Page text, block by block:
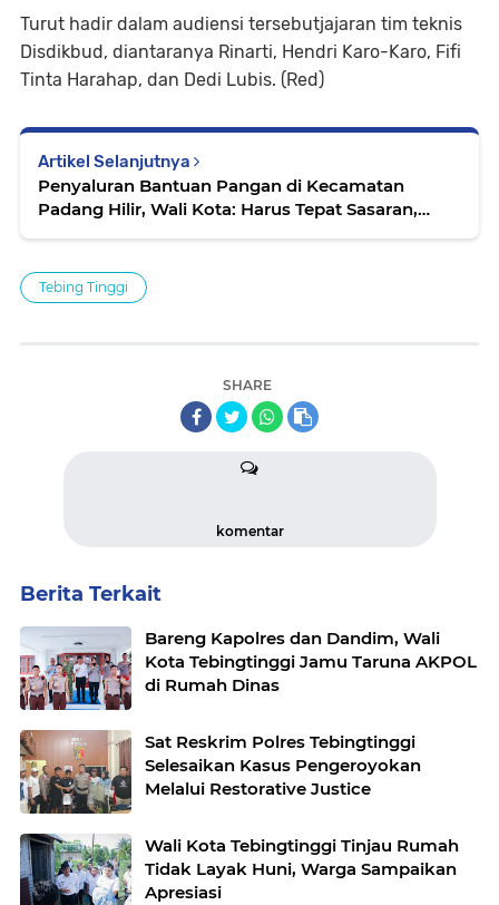
Turut hadir dalam audiensi tersebutjajaran tim teknis
Disdikbud, diantaranya Rinarti, Hendri Karo-Karo, Fifi
Tinta Harahap, dan Dedi Lubis. (Red)
Artikel Selanjutnya
Penyaluran Bantuan Pangan di Kecamatan
Padang Hilir, Wali Kota: Harus Tepat Sasaran,
Tebing Tinggi
SHARE
komentar
Berita Terkait
Bareng Kapolres dan Dandim, Wali
Kota Tebingtinggi Jamu Taruna AKPOL
di Rumah Dinas
Sat Reskrim Polres Tebingtinggi
Selesaikan Kasus Pengeroyokan
Melalui Restorative Justice
Wali Kota Tebingtinggi Tinjau Rumah
Tidak Layak Huni, Warga Sampaikan
Apresiasi